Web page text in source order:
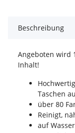
Beschreibung
Angeboten wird
Inhalt!
Taschen
über 80
Reinigt,
auf